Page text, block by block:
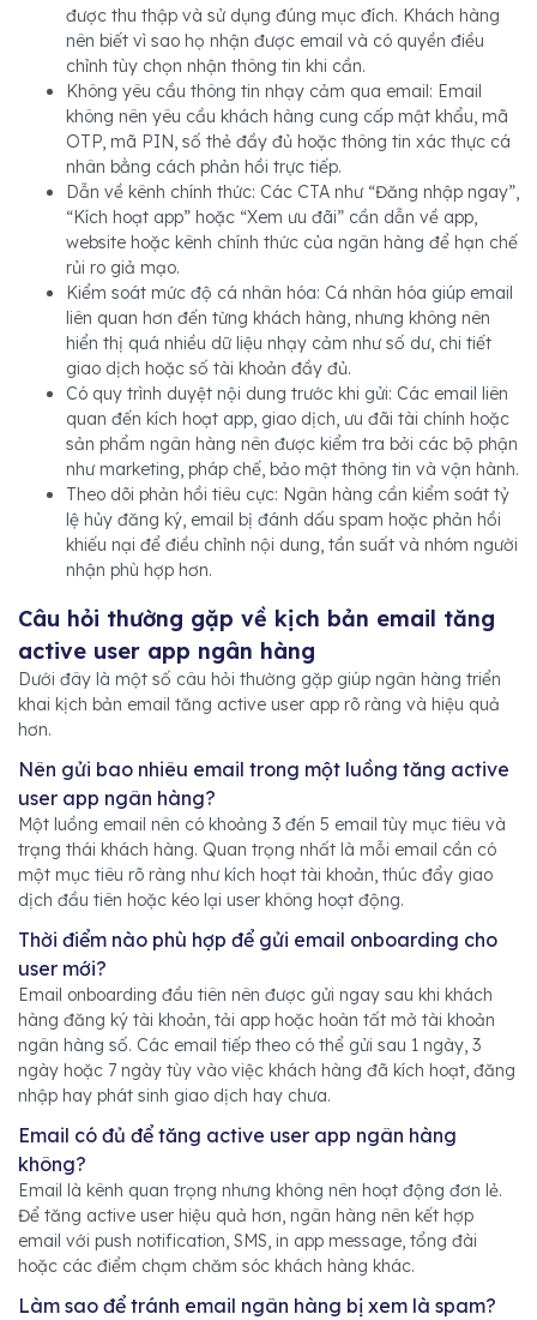
được thu thập và sử dụng đúng mục đích. Khách hàng
nên biết vì sao họ nhận được email và có quyền điều
chỉnh tùy chọn nhận thông tin khi cần.
Không yêu cầu thông tin nhạy cảm qua email: Email
không nên yêu cầu khách hàng cung cấp mật khẩu, mã
OTP, mã PIN, số thẻ đầy đủ hoặc thông tin xác thực cá
nhân bằng cách phản hồi trực tiếp.
Dẫn về kênh chính thức: Các CTA như “Đăng nhập ngay”,
“Kích hoạt app” hoặc “Xem ưu đãi” cần dẫn về app,
website hoặc kênh chính thức của ngân hàng để hạn chế
rủi ro giả mạo.
Kiểm soát mức độ cá nhân hóa: Cá nhân hóa giúp email
liên quan hơn đến từng khách hàng, nhưng không nên
hiển thị quá nhiều dữ liệu nhạy cảm như số dư, chi tiết
giao dịch hoặc số tài khoản đầy đủ.
Có quy trình duyệt nội dung trước khi gửi: Các email liên
quan đến kích hoạt app, giao dịch, ưu đãi tài chính hoặc
sản phẩm ngân hàng nên được kiểm tra bởi các bộ phận
như marketing, pháp chế, bảo mật thông tin và vận hành.
Theo dõi phản hồi tiêu cực: Ngân hàng cần kiểm soát tỷ
lệ hủy đăng ký, email bị đánh dấu spam hoặc phản hồi
khiếu nại để điều chỉnh nội dung, tần suất và nhóm người
nhận phù hợp hơn.
Câu hỏi thường gặp về kịch bản email tăng
active user app ngân hàng
Dưới đây là một số câu hỏi thường gặp giúp ngân hàng triển
khai kịch bản email tăng active user app rõ ràng và hiệu quả
hơn.
Nên gửi bao nhiêu email trong một luồng tăng active
user app ngân hàng?
Một luồng email nên có khoảng 3 đến 5 email tùy mục tiêu và
trạng thái khách hàng. Quan trọng nhất là mỗi email cần có
một mục tiêu rõ ràng như kích hoạt tài khoản, thúc đẩy giao
dịch đầu tiên hoặc kéo lại user không hoạt động.
Thời điểm nào phù hợp để gửi email onboarding cho
user mới?
Email onboarding đầu tiên nên được gửi ngay sau khi khách
hàng đăng ký tài khoản, tải app hoặc hoàn tất mở tài khoản
ngân hàng số. Các email tiếp theo có thể gửi sau 1 ngày, 3
ngày hoặc 7 ngày tùy vào việc khách hàng đã kích hoạt, đăng
nhập hay phát sinh giao dịch hay chưa.
Email có đủ để tăng active user app ngân hàng
không?
Email là kênh quan trọng nhưng không nên hoạt động đơn lẻ.
Để tăng active user hiệu quả hơn, ngân hàng nên kết hợp
email với push notification, SMS, in app message, tổng đài
hoặc các điểm chạm chăm sóc khách hàng khác.
Làm sao để tránh email ngân hàng bị xem là spam?